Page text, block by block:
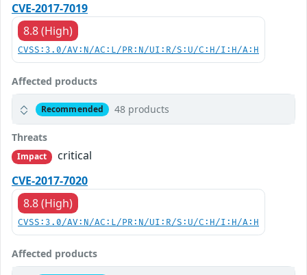
CVE-2017-7019
8.8 (High)
CVSS:3.0/AV:N/AC:L/PR:N/UI:R/S:U/C:H/I:H/A:H
Affected products
Recommended 48 products
Threats
Impact
critical
CVE-2017-7020
8.8 (High)
CVSS:3.0/AV:N/AC:L/PR:N/UI:R/S:U/C:H/I:H/A:H
Affected products